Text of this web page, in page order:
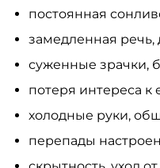
постоянная
замедленная
суженные зрачки,
потеря интереса к
холодные руки,
перепады